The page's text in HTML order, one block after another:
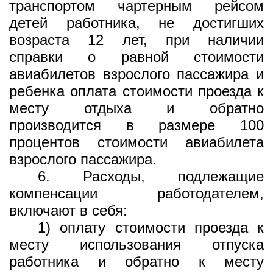
транспортом чартерным рейсом
детей работника, не достигших
возраста 12 лет, при наличии
справки о равной стоимости
авиабилетов взрослого пассажира и
ребенка оплата стоимости проезда к
месту отдыха и обратно
производится в размере 100
процентов стоимости авиабилета
взрослого пассажира.
6. Расходы, подлежащие
компенсации работодателем,
включают в себя:
1) оплату стоимости проезда к
месту использования отпуска
работника и обратно к месту